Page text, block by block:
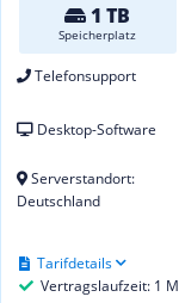
1 TB
Speicherplatz
Telefonsupport
Desktop-Software
Serverstandort:
Deutschland
Vertragslaufzeit: 1
Tarifdetails